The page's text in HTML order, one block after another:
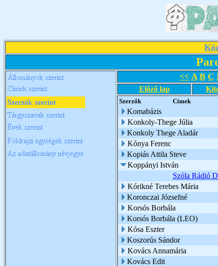
<< A B C
Előző lap
Szerzők Címek
Komabázis
Konkoly-Thege Júlia
Konkoly Thege Aladár
Kónya Ferenc
Kopiás Attila Steve
Koppányi István
Szóla Rádió
Kórikné Terebes Mária
Koronczai Józsefné
Korsós Borbála
Korsós Borbála (LEO)
Kósa Eszter
Koszorús Sándor
Kovács Annamária
Kovács Edit